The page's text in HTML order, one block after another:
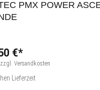
PMX POWER
€*
Versandkosten
Lieferzeit